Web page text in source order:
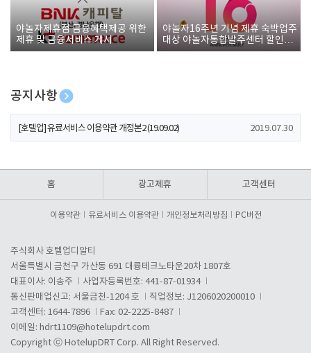
야놀자제휴점 금융혜택제공 위한
제휴 및 금융서비스 게시
야놀자16주년 기념 제휴 숙박업주
대상 야놀자통합발주센터 할인쿠
폰 증정
공지사항
[호텔업] 개인정보 처리방침 개정본1 (19.09.02)
[호텔업] 유료서비스 이용약관 개정본2 (19.09.02) 2019.07.30
홈 광고제휴 고객센터
이용약관 유료서비스 이용약관 개인정보처리방침 PC버전
주식회사 호텔업디알티
서울특별시 금천구 가산동 691 대륭테크노타운20차 1807호
대표이사: 이송주
사업자등록번호: 441-87-01934
통신판매업신고: 서울금천-1204 호
직업정보: J1206020200010
고객센터: 1644-7896
Fax: 02-2225-8487
이메일: hdrt1109@hotelupdrt.com
Copyright ⓒ HotelupDRT Corp. All Right Reserved.